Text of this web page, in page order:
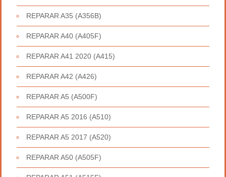
REPARAR A35 (A356B)
REPARAR A40 (A405F)
REPARAR A41 2020 (A415)
REPARAR A42 (A426)
REPARAR A5 (A500F)
REPARAR A5 2016 (A510)
REPARAR A5 2017 (A520)
REPARAR A50 (A505F)